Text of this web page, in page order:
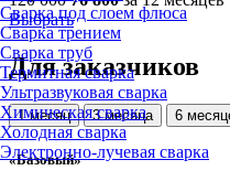
Сварка под слоем флюса
Сварка трением
Сварка труб
Термитная сварка
Ультразвуковая сварка
Химическая сварка
Холодная сварка
Электронно-лучевая сварка
Выбрать
Для заказчиков
1 месяц 3 месяца 6
«Базовый»